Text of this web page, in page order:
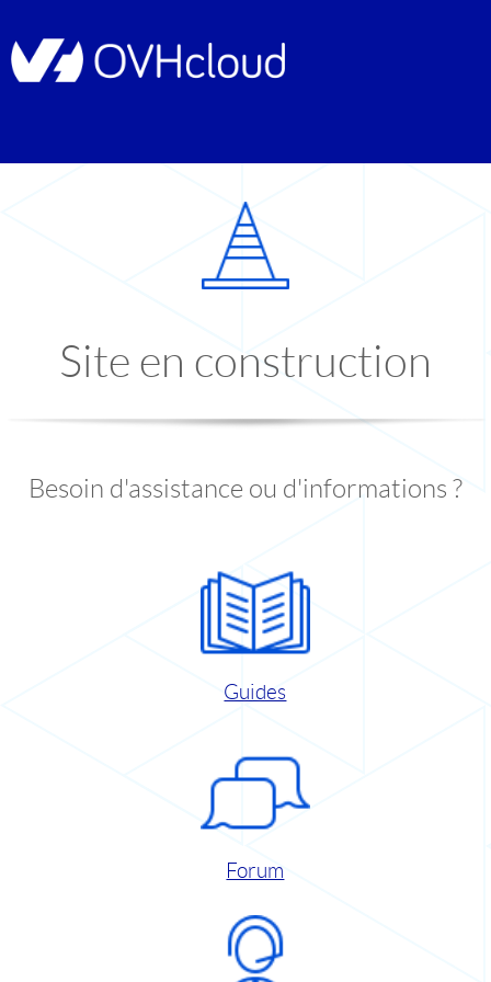
Site en construction
Besoin d'assistance ou d'informations ?
Guides
Forum